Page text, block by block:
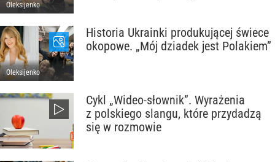
Oleksijenko
Oleksijenko
Historia Ukrainki produkującej świece
okopowe. „Mój dziadek jest Polakiem”
Cykl „Wideo-słownik”. Wyrażenia
z polskiego slangu, które przydadzą
się w rozmowie